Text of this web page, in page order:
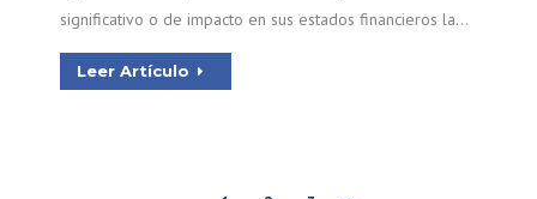
significativo o de impacto en sus estados financieros la…
Leer Artículo